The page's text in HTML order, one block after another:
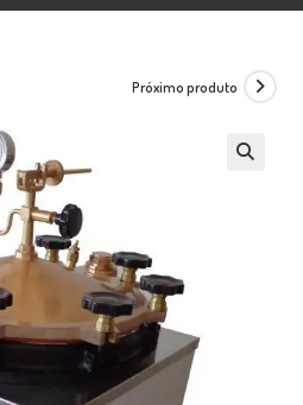
Próximo produto